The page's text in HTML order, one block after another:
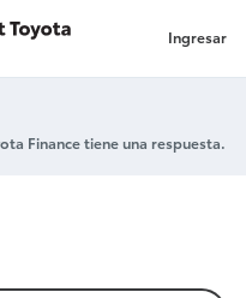
Ingresar
Finance tiene una respuesta.